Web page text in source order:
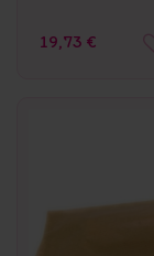
19,73 €